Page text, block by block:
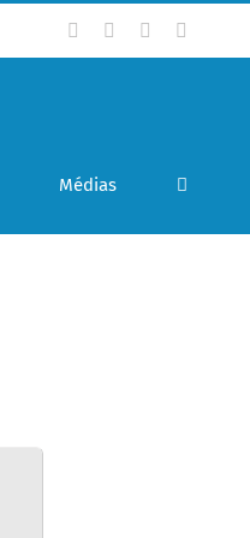
Facebook
TwitterLinkedIn
Médias